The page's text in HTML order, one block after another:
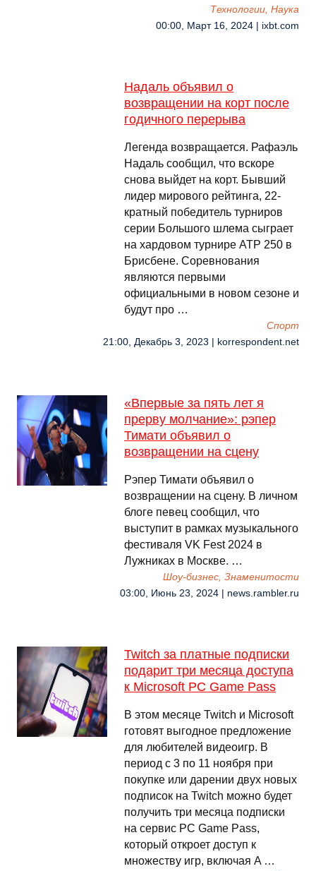
Технологии, Наука
00:00, Март 16, 2024 | ixbt.com
Надаль объявил о
возвращении на корт после
годичного перерыва
Легенда возвращается. Рафаэль
Надаль сообщил, что вскоре
снова выйдет на корт. Бывший
лидер мирового рейтинга, 22-
кратный победитель турниров
серии Большого шлема сыграет
на хардовом турнире ATP 250 в
Брисбене. Соревнования
являются первыми
официальными в новом сезоне и
будут про …
Спорт
21:00, Декабрь 3, 2023 | korrespondent.net
«Впервые за пять лет я
прерву молчание»: рэпер
Тимати объявил о
возвращении на сцену
Рэпер Тимати объявил о
возвращении на сцену. В личном
блоге певец сообщил, что
выступит в рамках музыкального
фестиваля VK Fest 2024 в
Лужниках в Москве. …
Шоу-бизнес, Знаменитости
03:00, Июнь 23, 2024 | news.rambler.ru
Twitch за платные подписки
подарит три месяца доступа
к Microsoft PC Game Pass
В этом месяце Twitch и Microsoft
готовят выгодное предложение
для любителей видеоигр. В
период с 3 по 11 ноября при
покупке или дарении двух новых
подписок на Twitch можно будет
получить три месяца подписки
на сервис PC Game Pass,
который откроет доступ к
множеству игр, включая A …